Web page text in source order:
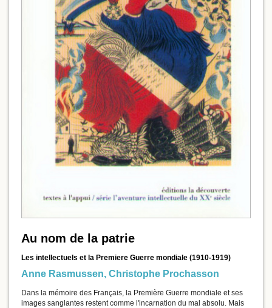
Au nom de la patrie
Les intellectuels et la Premiere Guerre mondiale (1910-1919)
Anne Rasmussen, Christophe Prochasson
Dans la mémoire des Français, la Première Guerre mondiale et ses
images sanglantes restent comme l'incarnation du mal absolu. Mais